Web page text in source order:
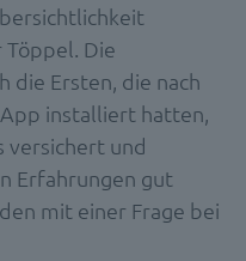
Töppel. Die
die Ersten, die nach
installiert hatten,
versichert und
Erfahrungen gut
mit einer Frage bei